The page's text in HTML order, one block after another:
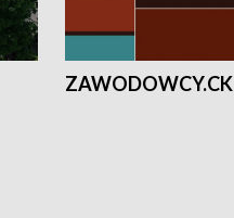
ZAWODOWCY.CK